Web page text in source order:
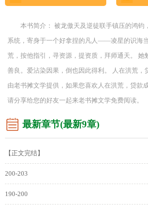
本书简介： 被龙傲天及逆徒联手镇压的鸿钧
系统，寄身于一个好拿捏的凡人——凌星的识海
荒，按他指引，寻资源，提资质，拜师通天。 她
善良。爱沾染因果，倒也因此得利。 人在洪荒，
由老书摊文学提供，如果您喜欢人在洪荒，贷款
请分享给您的好友一起来老书摊文学免费阅读。
最新章节(最新9章)
【正文完结】
200-203
190-200